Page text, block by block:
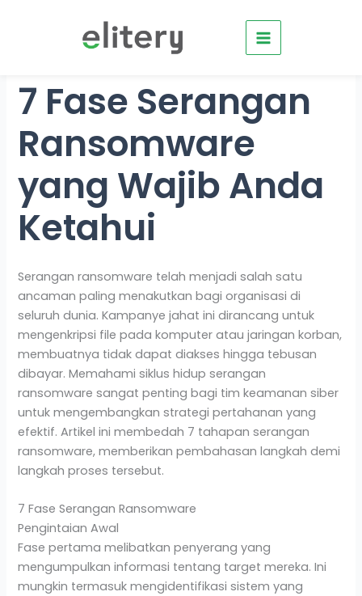
7 Fase Serangan
Ransomware
yang Wajib Anda
Ketahui
Serangan ransomware telah menjadi salah satu
ancaman paling menakutkan bagi organisasi di
seluruh dunia. Kampanye jahat ini dirancang untuk
mengenkripsi file pada komputer atau jaringan korban,
membuatnya tidak dapat diakses hingga tebusan
dibayar. Memahami siklus hidup serangan
ransomware sangat penting bagi tim keamanan siber
untuk mengembangkan strategi pertahanan yang
efektif. Artikel ini membedah 7 tahapan serangan
ransomware, memberikan pembahasan langkah demi
langkah proses tersebut.
7 Fase Serangan Ransomware
Pengintaian Awal
Fase pertama melibatkan penyerang yang
mengumpulkan informasi tentang target mereka. Ini
mungkin termasuk mengidentifikasi sistem yang